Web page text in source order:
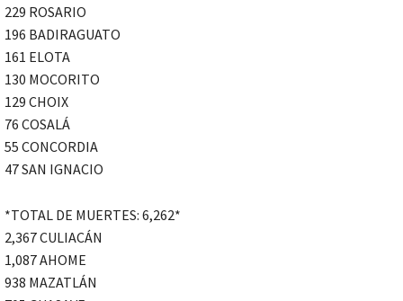
229 ROSARIO
196 BADIRAGUATO
161 ELOTA
130 MOCORITO
129 CHOIX
76 COSALÁ
55 CONCORDIA
47 SAN IGNACIO
*TOTAL DE MUERTES: 6,262*
2,367 CULIACÁN
1,087 AHOME
938 MAZATLÁN